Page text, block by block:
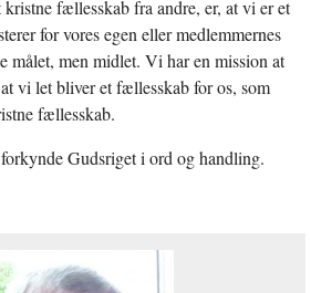
fællesskab fra andre, er, at vi er et
for vores egen eller medlemmernes
målet, men midlet. Vi har en mission at
vi let bliver et fællesskab for os, som
fællesskab.
Gudsriget i ord og handling.